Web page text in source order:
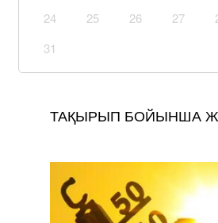
24
25 26 27
31
ТАҚЫРЫП БОЙЫНША